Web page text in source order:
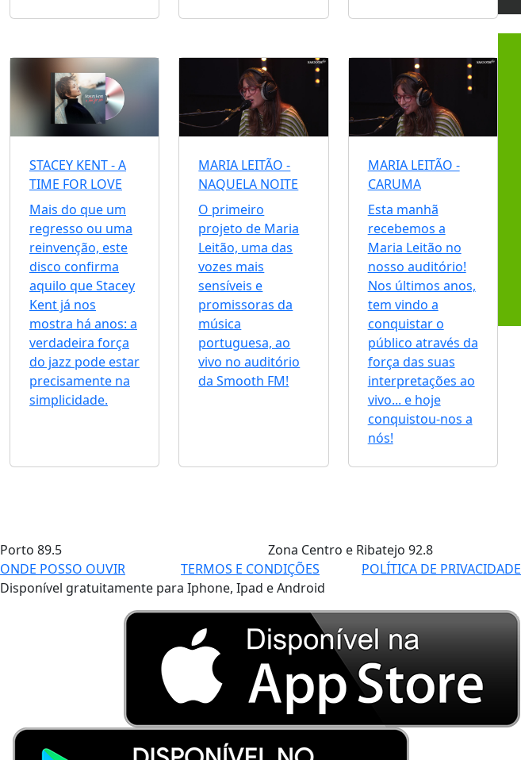
STACEY KENT - A
TIME FOR LOVE
Mais do que um
regresso ou uma
reinvenção, este
disco confirma
aquilo que Stacey
Kent já nos
mostra há anos: a
verdadeira força
do jazz pode estar
precisamente na
simplicidade.
MARIA LEITÃO -
NAQUELA NOITE
O primeiro
projeto de Maria
Leitão, uma das
vozes mais
sensíveis e
promissoras da
música
portuguesa, ao
vivo no auditório
da Smooth FM!
MARIA LEITÃO -
CARUMA
Esta manhã
recebemos a
Maria Leitão no
nosso auditório!
Nos últimos anos,
tem vindo a
conquistar o
público através da
força das suas
interpretações ao
vivo... e hoje
conquistou-nos a
nós!
Porto 89.5 Zona Centro e Ribatejo 92.8
ONDE POSSO OUVIR
TERMOS E CONDIÇÕES POLÍTICA DE PRIVACIDADE
Disponível gratuitamente para Iphone, Ipad e Android